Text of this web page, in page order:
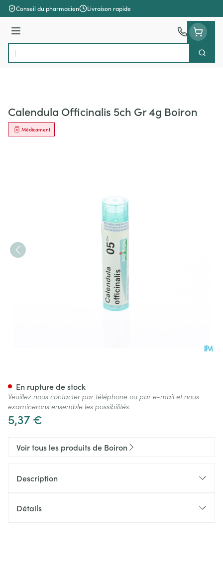
Aller au contenu
Conseil du pharmacien Livraison rapide
Menu
Rechercher
Calendula Officinalis 5ch Gr 4g Boiron
Médicament
5,37 €
En rupture de stock
Veuillez nous contacter par téléphone ou par e-mail et nous
examinerons ensemble les possibilités.
Voir tous les produits de Boiron
Description
Détails